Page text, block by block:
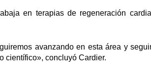
en terapias de regeneración
avanzando en esta área y
científico», concluyó Cardier.